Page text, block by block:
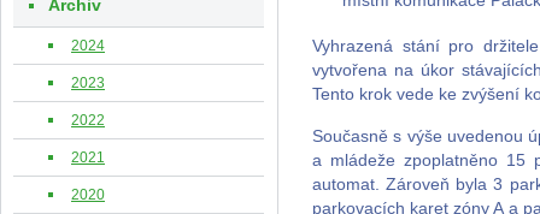
Vyhrazená stání pro
vytvořena na úkor
Tento krok vede ke zvýšení
Současně s výše uvedenou
a mládeže zpoplatněno
automat. Zároveň byla 3
parkovacích karet zóny A a
Archiv
2024
2023
2022
2021
2020